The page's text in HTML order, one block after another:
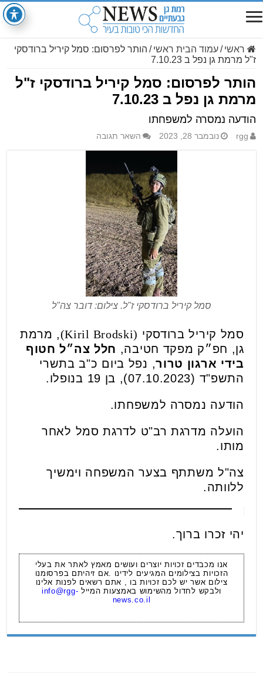
ראשי /עמוד הבית ראשי / הותר לפרסום: סמל קיריל ברודסקי
ז"ל מרמת גן נפל ב 7.10.23
הותר לפרסום: סמל קיריל ברודסקי ז"ל
מרמת גן נפל ב 7.10.23
הודעה נמסרה למשפחתו
rgg נובמבר 28, 2023 השאר תגובה
סמל קיריל ברודסקי ז"ל. צילום: דובר צה"ל
סמל קיריל ברודסקי (Kiril Brodski)
, מרמת
גן, חפ״ק מפקד חטיבה, חלל צה״ל חטוף
בידי ארגון טרור, נפל ביום כ"ב בתשרי
התשפ"ד (07.10.2023),
בן 19 בנופלו .
הודעה נמסרה למשפחתו.
הועלה מדרגת רב"ט לדרגת סמל לאחר
מותו.
צה"ל משתתף בצער המשפחה וימשיך
ללוותה.
יהי זכרו ברוך.
אנו מכבדים זכויות יוצרים ועושים מאמץ לאתר את בעלי
הזכויות בצילומים המגיעים לידינו .אם זיהיתם בפרסומנו
צילום אשר יש לכם זכויות בו , אתם רשאים לפנות אלינו
ולבקש לחדול מהשימוש באמצעות המייל info@rgg-
news.co.il